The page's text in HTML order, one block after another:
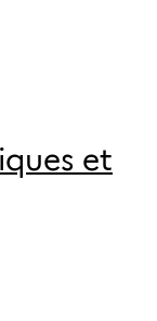
et